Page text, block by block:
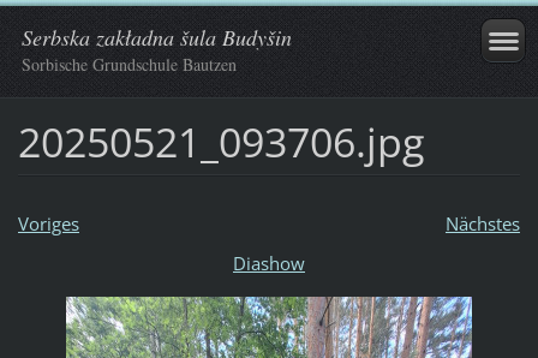
Serbska zakładna šula Budyšin
Sorbische Grundschule Bautzen
20250521_093706.jpg
Voriges
Nächstes
Diashow